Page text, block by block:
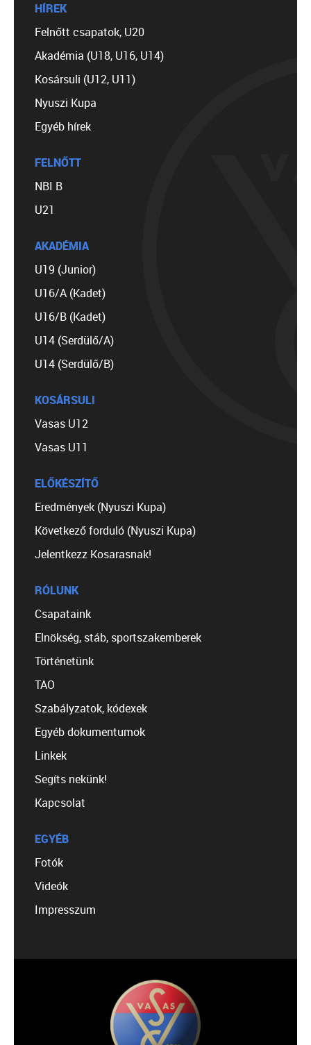
HÍREK
Felnőtt csapatok, U20
Akadémia (U18, U16, U14)
Kosársuli (U12, U11)
Nyuszi Kupa
Egyéb hírek
FELNŐTT
NBI B
U21
AKADÉMIA
U19 (Junior)
U16/A (Kadet)
U16/B (Kadet)
U14 (Serdülő/A)
U14 (Serdülő/B)
KOSÁRSULI
Vasas U12
Vasas U11
ELŐKÉSZÍTŐ
Eredmények (Nyuszi Kupa)
Következő forduló (Nyuszi Kupa)
Jelentkezz Kosarasnak!
RÓLUNK
Csapataink
Elnökség, stáb, sportszakemberek
Történetünk
TAO
Szabályzatok, kódexek
Egyéb dokumentumok
Linkek
Segíts nekünk!
Kapcsolat
EGYÉB
Fotók
Videók
Impresszum